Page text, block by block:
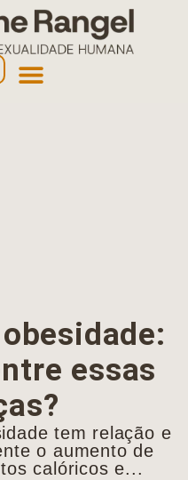
essas
tem relação e
o aumento de
calóricos e...